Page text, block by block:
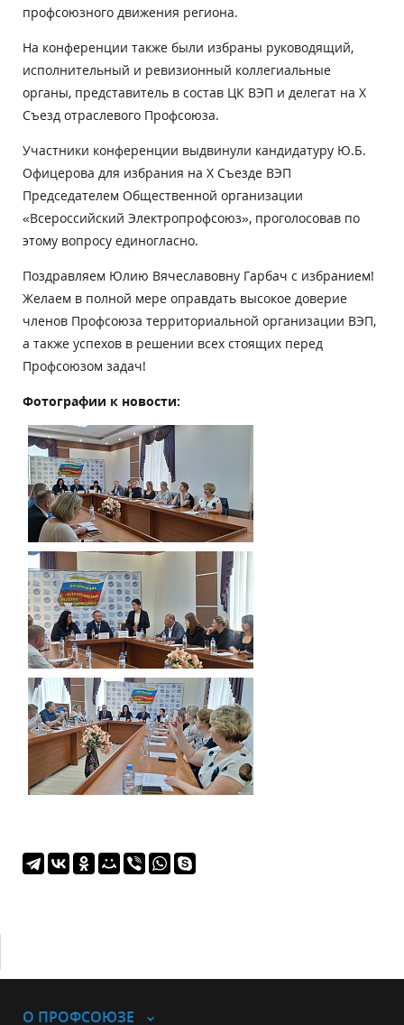
профсоюзного движения региона.
На конференции также были избраны руководящий,
исполнительный и ревизионный коллегиальные
органы, представитель в состав ЦК ВЭП и делегат на X
Съезд отраслевого Профсоюза.
Участники конференции выдвинули кандидатуру Ю.Б.
Офицерова для избрания на X Съезде ВЭП
Председателем Общественной организации
«Всероссийский Электропрофсоюз», проголосовав по
этому вопросу единогласно.
Поздравляем Юлию Вячеславовну Гарбач с избранием!
Желаем в полной мере оправдать высокое доверие
членов Профсоюза территориальной организации ВЭП,
а также успехов в решении всех стоящих перед
Профсоюзом задач!
Фотографии к новости:
О ПРОФСОЮЗЕ